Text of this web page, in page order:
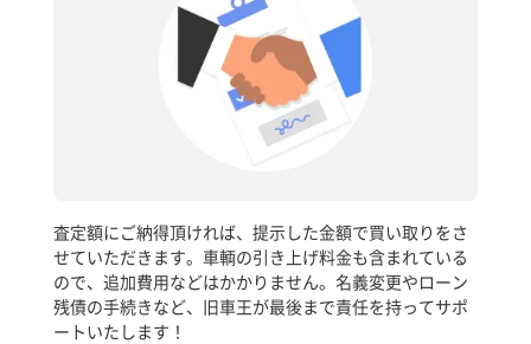
査定額にご納得頂ければ、提示した金額で買い取りをさ
せていただきます。車輌の引き上げ料金も含まれている
ので、追加費用などはかかりません。名義変更やローン
残債の手続きなど、旧車王が最後まで責任を持ってサポ
ートいたします！